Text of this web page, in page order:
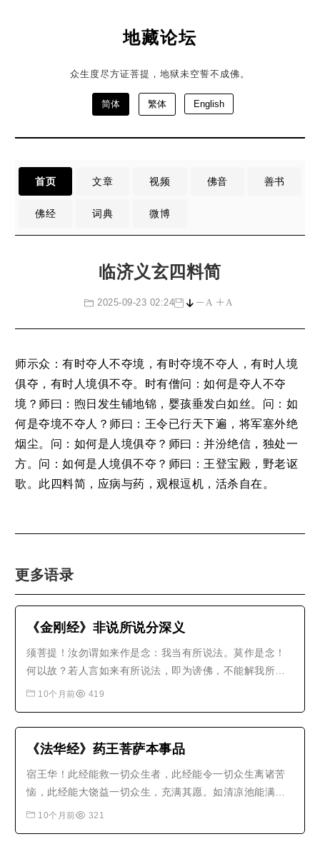
地藏论坛
众生度尽方证菩提，地狱未空誓不成佛。
简体 繁体 English
首页 文章 视频 佛音 善书
佛经 词典 微博
临济义玄四料简
2025-09-23 02:24 A A
师示众：有时夺人不夺境，有时夺境不夺人，有时人境
俱夺，有时人境俱不夺。时有僧问：如何是夺人不夺
境？师曰：煦日发生铺地锦，婴孩垂发白如丝。问：如
何是夺境不夺人？师曰：王令已行天下遍，将军塞外绝
烟尘。问：如何是人境俱夺？师曰：并汾绝信，独处一
方。问：如何是人境俱不夺？师曰：王登宝殿，野老讴
歌。此四料简，应病与药，观根逗机，活杀自在。
更多语录
《金刚经》非说所说分深义
须菩提！汝勿谓如来作是念：我当有所说法。莫作是念！
何以故？若人言如来有所说法，即为谤佛，不能解我所说
故。须菩提！说法者，无法可说，是名说法。尔时慧命须
菩提！众生众生者，如来说非众生..
10个月前 419
《法华经》药王菩萨本事品
宿王华！此经能救一切众生者，此经能令一切众生离诸苦
恼，此经能大饶益一切众生，充满其愿。如清凉池能满一
切诸渴乏者，如寒者得火，如裸者得衣，如商人得主，如
10个月前 321